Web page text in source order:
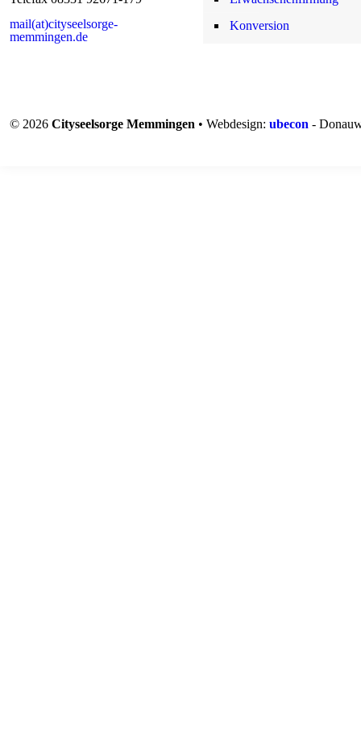
mail(at)cityseelsorge-
memmingen.de
Konversion
© 2026 Cityseelsorge Memmingen • Webdesign: ubecon -